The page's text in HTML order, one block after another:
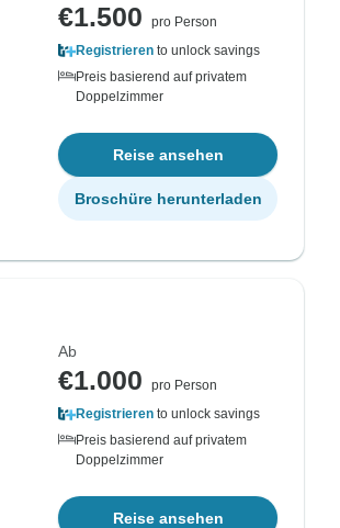
€1.500
pro Person
Registrieren to unlock savings
Preis basierend auf privatem
Doppelzimmer
Reise ansehen
Broschüre herunterladen
Ab
€1.000
pro Person
Registrieren to unlock savings
Preis basierend auf privatem
Doppelzimmer
Reise ansehen